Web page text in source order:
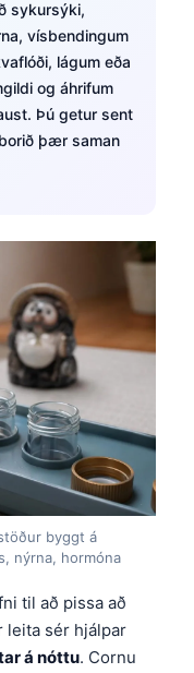
sykursýki,
vísbendingum
lágum eða
og áhrifum
Þú getur sent
þær saman
byggt á
nýrna, hormóna
til að pissa að
leita sér hjálpar
á nóttu. Cornu